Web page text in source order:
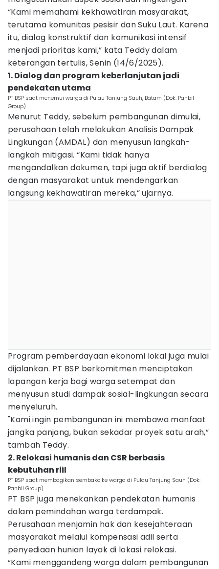
“Kami memahami kekhawatiran masyarakat,
terutama komunitas pesisir dan Suku Laut. Karena
itu, dialog konstruktif dan komunikasi intensif
menjadi prioritas kami,” kata Teddy dalam
keterangan tertulis, Senin (14/6/2025).
1. Dialog dan program keberlanjutan jadi
pendekatan utama
PT BSP saat menemui warga di Pulau Tanjung Sauh, Batam (Dok: Panbil
Group)
Menurut Teddy, sebelum pembangunan dimulai,
perusahaan telah melakukan Analisis Dampak
Lingkungan (AMDAL) dan menyusun langkah-
langkah mitigasi. “Kami tidak hanya
mengandalkan dokumen, tapi juga aktif berdialog
dengan masyarakat untuk mendengarkan
langsung kekhawatiran mereka,” ujarnya.
Program pemberdayaan ekonomi lokal juga mulai
dijalankan. PT BSP berkomitmen menciptakan
lapangan kerja bagi warga setempat dan
menyusun studi dampak sosial-lingkungan secara
menyeluruh.
"Kami ingin pembangunan ini membawa manfaat
jangka panjang, bukan sekadar proyek satu arah,”
tambah Teddy.
2. Relokasi humanis dan CSR berbasis
kebutuhan riil
PT BSP saat membagikan sembako ke warga di Pulau Tanjung Sauh (Dok:
Panbil Group)
PT BSP juga menekankan pendekatan humanis
dalam pemindahan warga terdampak.
Perusahaan menjamin hak dan kesejahteraan
masyarakat melalui kompensasi adil serta
penyediaan hunian layak di lokasi relokasi.
“Kami menggandeng warga dalam pembangunan